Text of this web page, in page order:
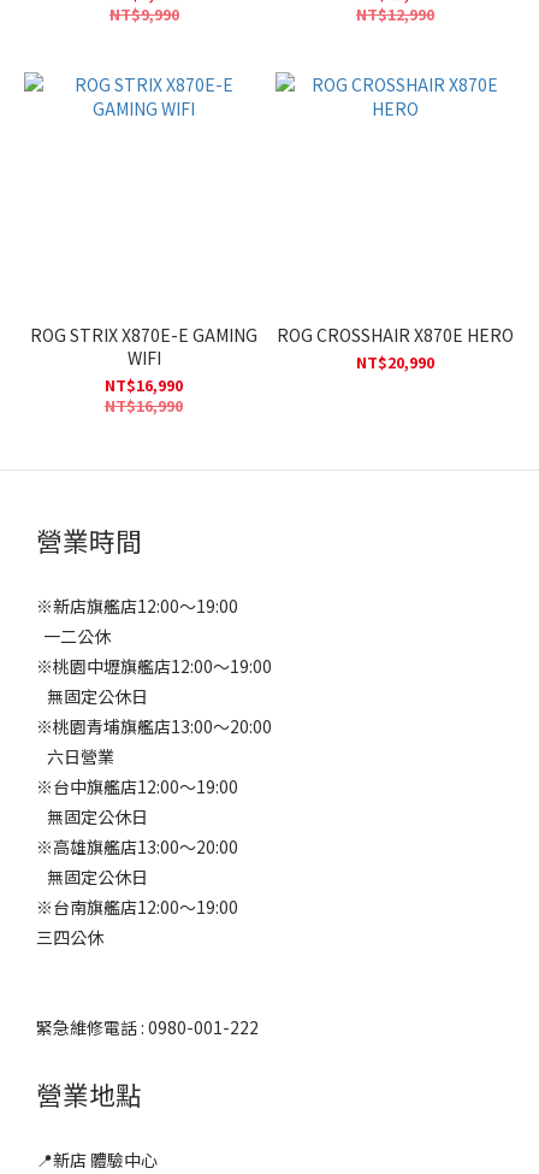
NT$9,990
NT$12,990
ROG STRIX X870E-E GAMING
WIFI
NT$16,990
NT$16,990
ROG CROSSHAIR X870E HERO
NT$20,990
營業時間
※新店旗艦店12:00～19:00
一二公休
※桃園中壢旗艦店12:00～19:00
無固定公休日
※桃園青埔旗艦店13:00～20:00
六日營業
※台中旗艦店12:00～19:00
無固定公休日
※高雄旗艦店13:00～20:00
無固定公休日
※台南旗艦店12:00～19:00
三四公休
緊急維修電話 : 0980-001-222
營業地點
📍新店 體驗中心